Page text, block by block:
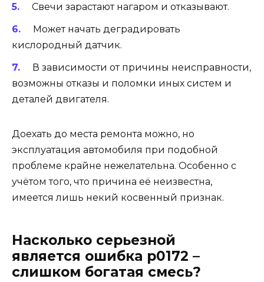
Свечи зарастают нагаром и отказывают.
Может начать деградировать
кислородный датчик.
В зависимости от причины неисправности,
возможны отказы и поломки иных систем и
деталей двигателя.
Доехать до места ремонта можно, но
эксплуатация автомобиля при подобной
проблеме крайне нежелательна. Особенно с
учётом того, что причина её неизвестна,
имеется лишь некий косвенный признак.
Насколько серьезной
является ошибка p0172 –
слишком богатая смесь?